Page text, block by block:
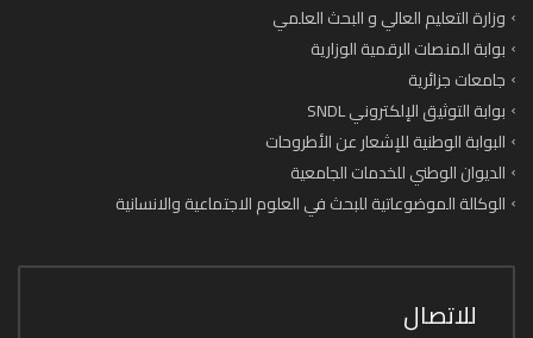
وزارة التعليم العالي و البحث العلمي
بوابة المنصات الرقمية الوزارية
جامعات جزائرية
بوابة التوثيق الإلكتروني SNDL
البوابة الوطنية للإشعار عن الأطروحات
الديوان الوطني للخدمات الجامعية
الوكالة الموضوعاتية للبحث في العلوم الاجتماعية والانسانية
للاتصال